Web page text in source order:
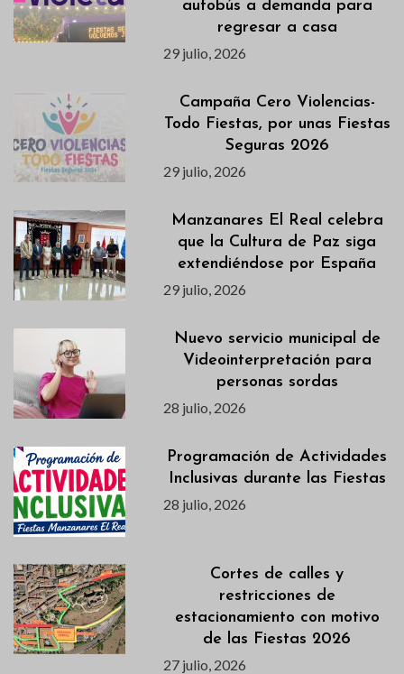
autobús a demanda para
regresar a casa
29 julio, 2026
Campaña Cero Violencias-
Todo Fiestas, por unas Fiestas
Seguras 2026
29 julio, 2026
Manzanares El Real celebra
que la Cultura de Paz siga
extendiéndose por España
29 julio, 2026
Nuevo servicio municipal de
Videointerpretación para
personas sordas
28 julio, 2026
Programación de Actividades
Inclusivas durante las Fiestas
28 julio, 2026
Cortes de calles y
restricciones de
estacionamiento con motivo
de las Fiestas 2026
27 julio, 2026